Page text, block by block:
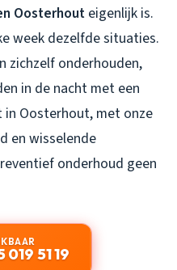
Oosterhout eigenlijk is.
week dezelfde situaties.
zichzelf onderhouden,
in de nacht met een
Oosterhout, met onze
en wisselende
onderhoud geen
019 51 19